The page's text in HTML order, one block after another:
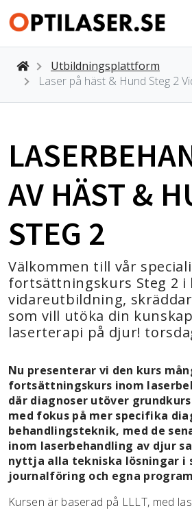
Utbildningsplattform
Laser på häst & Hund Steg 2
AV HÄST &
STEG 2
Välkommen till vår
fortsättningskurs Steg 2 i
vidareutbildning,
som vill utöka din
laserterapi på djur!
Nu presenterar vi den kurs
fortsättningskurs inom
där diagnoser utöver
med fokus på mer specifika
behandlingsteknik, med de
inom laserbehandling av djur
nyttja alla tekniska lösningar i
journalföring och egna
Kursen är baserad på LLLT, med